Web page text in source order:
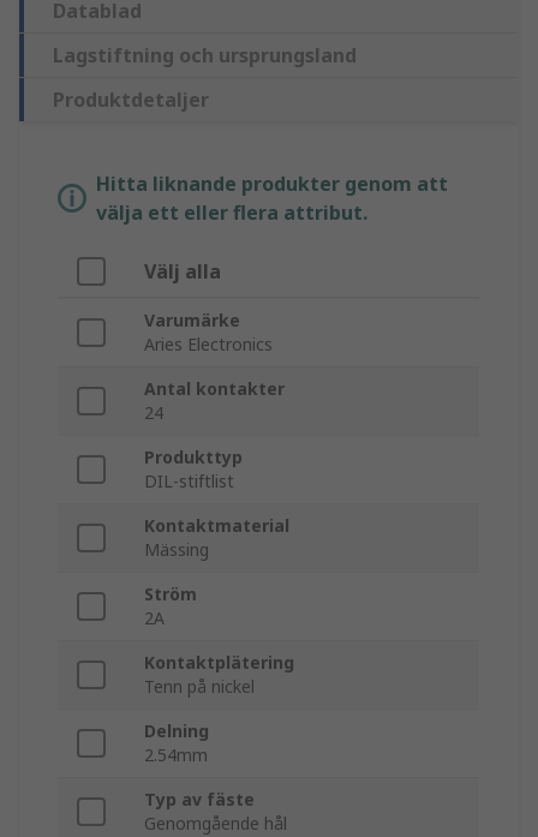
Datablad
Lagstiftning och ursprungsland
Produktdetaljer
Hitta liknande produkter genom att
välja ett eller flera attribut.
Välj alla
Varumärke
Aries Electronics
Antal kontakter
24
Produkttyp
DIL-stiftlist
Kontaktmaterial
Mässing
Ström
2A
Kontaktplätering
Tenn på nickel
Delning
2.54mm
Typ av fäste
Genomgående hål